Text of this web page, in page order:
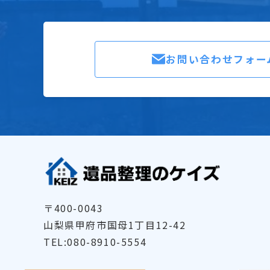
お問い合わせフォー
〒400-0043
山梨県甲府市国母1丁目12-42
TEL:080-8910-5554